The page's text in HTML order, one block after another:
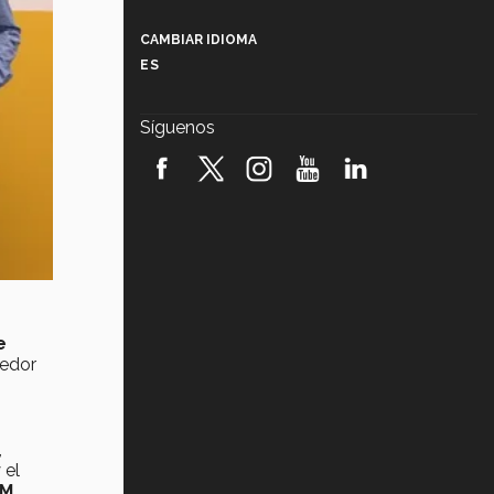
,
el
robótica FIRST 2026! (video)
CAMBIAR IDIOMA
ES
Síguenos